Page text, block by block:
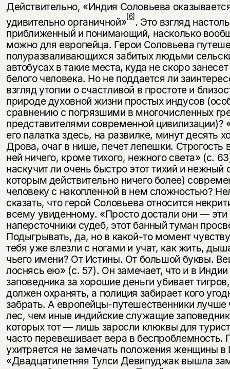
Действительно, «Индия Соловьева
удивительно органичной»[6]. Это взгляд
приближенный и понимающий, насколько
можно для европейца. Герои Соловьева
полуразваливающихся забитых людьми
автобусах в такие места, куда не скоро
белого человека. Но не поддается ли
взгляд утопии о счастли­вой в простоте и
природе духовной жизни простых индусов
сравнению с погрязшими в многочисленных
представителями совре­менной цивилизации)?
его палатка здесь, на развилке, минут десять
Дрова, очаг в нише, печет лепешки. Строгость
ней ничего, кроме тихого, нежного света» (с.
наскучит ли очень быстро этот тихий и нежный
которым действительно ничего более)
человеку с накопленной в нем сложностью?
сказать, что герой Соловьева относится
всему увиденному. «Просто достали они — эти
наперсточники судеб, этот банный туман
Подыгрывать, да, но в какой-то момент
тебя уже влезли с ногами и учат, как жить,
чьего имени? От Истины. От большой буквы.
лоснясь ею» (с. 57). Он замечает, что и в Индии
заповедника за хорошие деньги убивает
должен охранять, а полиция забирает кого
забрать. А ев­ропейцы-путешественники лучше
лес, чем иные индийские служащие
которых тот — лишь заросли клюквы для
часто перевешивает вера в беспроблемность.
ухитряется не замечать положения женщины в
«Двадцатилетняя Тулси Девипуджак вышла